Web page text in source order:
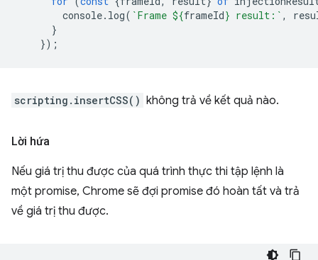
console. log( `Frame ${frameId} result:` ,
}
});
scripting.insertCSS() không trả về kết quả nào.
Lời hứa
Nếu giá trị thu được của quá trình thực thi tập lệnh là
một promise, Chrome sẽ đợi promise đó hoàn tất và trả
về giá trị thu được.